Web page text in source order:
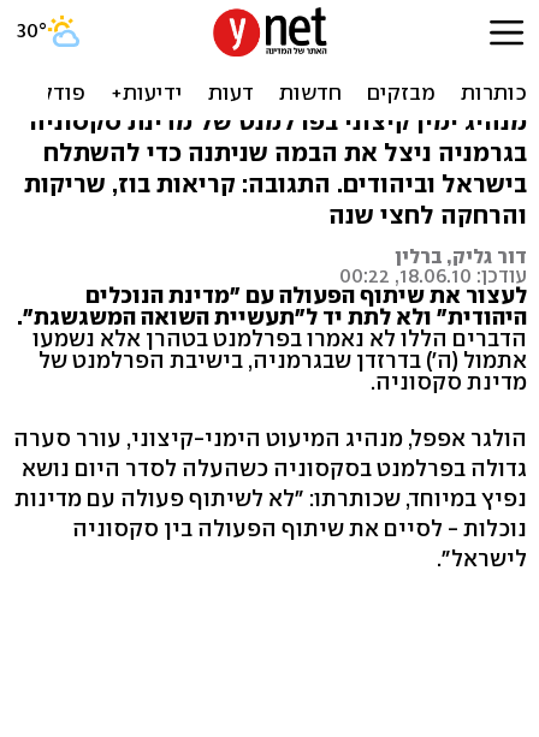
מחוקק בגרמניה: די לתעשיית
השואה המשגשגת
מנהיג ימין קיצוני בפרלמנט של מדינת סקסוניה
בגרמניה ניצל את הבמה שניתנה כדי להשתלח
בישראל וביהודים. התגובה: קריאות בוז, שריקות
והרחקה לחצי שנה
דור גליק, ברלין
עודכן: 18.06.10, 00:22
לעצור את שיתוף הפעולה עם "מדינת הנוכלים
היהודית" ולא לתת יד ל"תעשיית השואה המשגשגת".
הדברים הללו לא נאמרו בפרלמנט בטהרן אלא נשמעו
אתמול (ה') בדרזדן שבגרמניה, בישיבת הפרלמנט של
מדינת סקסוניה.
הולגר אפפל, מנהיג המיעוט הימני-קיצוני, עורר סערה
גדולה בפרלמנט בסקסוניה כשהעלה לסדר היום נושא
נפיץ במיוחד, שכותרתו: "לא לשיתוף פעולה עם מדינות
נוכלות - לסיים את שיתוף הפעולה בין סקסוניה
לישראל".